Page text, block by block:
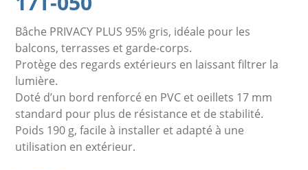
Bâche PRIVACY PLUS 95% gris, idéale pour les
balcons, terrasses et garde-corps.
Protège des regards extérieurs en laissant filtrer la
lumière.
Doté d’un bord renforcé en PVC et oeillets 17 mm
standard pour plus de résistance et de stabilité.
Poids 190 g, facile à installer et adapté à une
utilisation en extérieur.